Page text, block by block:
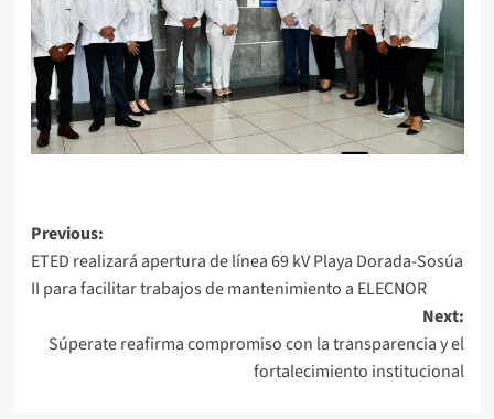
Previous:
ETED realizará apertura de línea 69 kV Playa Dorada-Sosúa
II para facilitar trabajos de mantenimiento a ELECNOR
Next:
Súperate reafirma compromiso con la transparencia y el
fortalecimiento institucional